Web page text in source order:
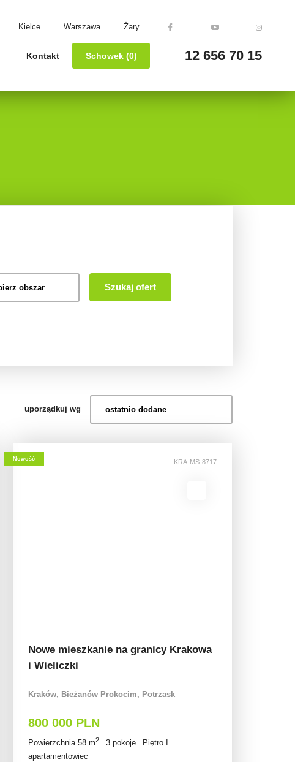
Kielce Warszawa Żary
Kontakt Schowek (0) 12 656 70 15
Szukaj ofert
uporządkuj wg
Nowość KRA-MS-8717
Nowe mieszkanie na granicy Krakowa
i Wieliczki
Kraków, Bieżanów Prokocim, Potrzask
800 000 PLN
Powierzchnia 58 m2 3 pokoje
Piętro I
apartamentowiec